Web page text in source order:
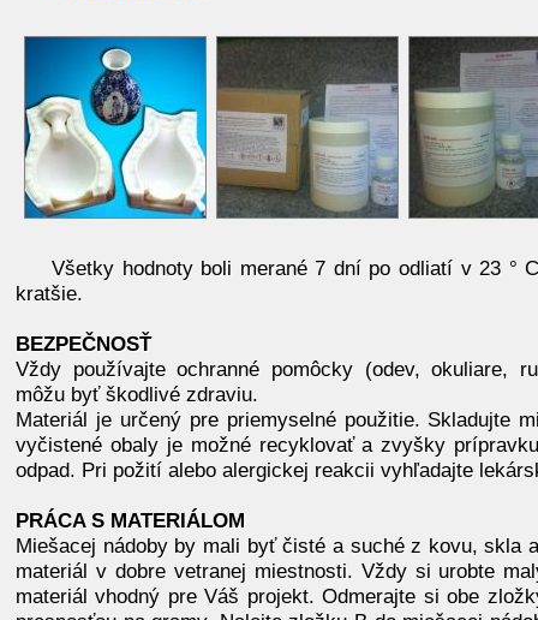
Všetky hodnoty boli merané 7 dní po odliatí v 23 °
kratšie.
BEZPEČNOSŤ
Vždy používajte ochranné pomôcky (odev, okuliare,
môžu byť škodlivé zdraviu.
Materiál je určený pre priemyselné použitie. Skladujte
vyčistené obaly je možné recyklovať a zvyšky
odpad. Pri požití alebo alergickej reakcii vyhľadajte
PRÁCA S MATERIÁLOM
Miešacej nádoby by mali byť čisté a suché z kovu, skla
materiál v dobre vetranej miestnosti. Vždy si urobte
materiál vhodný pre Váš projekt. Odmerajte si obe